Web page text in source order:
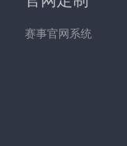
赛事官网系统